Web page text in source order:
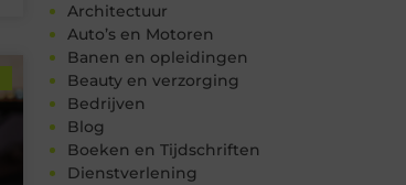
Architectuur
Auto’s en Motoren
Banen en opleidingen
Beauty en verzorging
Bedrijven
Blog
Boeken en Tijdschriften
Dienstverlening